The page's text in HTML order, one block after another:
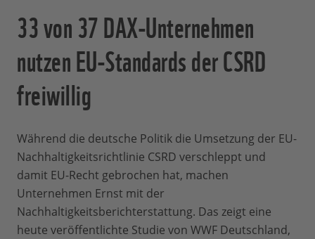
33 von 37 DAX-Unternehmen
nutzen EU-Standards der CSRD
freiwillig
Während die deutsche Politik die Umsetzung der EU-
Nachhaltigkeitsrichtlinie CSRD verschleppt und
damit EU-Recht gebrochen hat, machen
Unternehmen Ernst mit der
Nachhaltigkeitsberichterstattung. Das zeigt eine
heute veröffentlichte Studie von WWF Deutschland,